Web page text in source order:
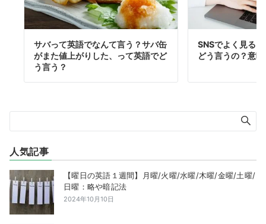
サバって英語でなんて言う？サバ缶
がまた値上がりした、って英語でど
う言う？
SNSでよく見る
どう言うの？意
人気記事
【曜日の英語１週間】月曜/火曜/水曜/木曜/金曜/土曜/
日曜：略や暗記法
2024年10月10日